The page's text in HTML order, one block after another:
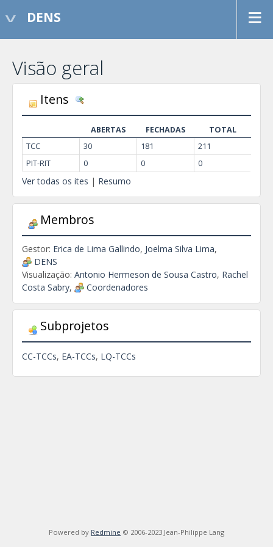
DENS
Visão geral
Itens
e
a
l
h
e
ABERTAS FECHADAS
TOTAL
TCC
30 181
211
PIT-RIT
0 0 0
Ver todas os ites | Resumo
Membros
Gestor: Erica de Lima Gallindo, Joelma Silva Lima,
DENS
Visualização: Antonio Hermeson de Sousa Castro, Rachel
Costa Sabry, Coordenadores
Subprojetos
CC-TCCs EA-TCCs LQ-TCCs
Powered by Redmine © 2006-2023 Jean-Philippe Lang